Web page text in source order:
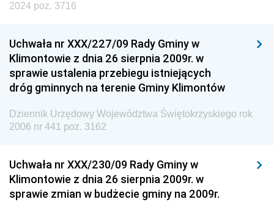
2024 poz. 3716
Uchwała nr XXX/227/09 Rady Gminy w
Klimontowie z dnia 26 sierpnia 2009r. w
sprawie ustalenia przebiegu istniejących
dróg gminnych na terenie Gminy Klimontów
Dziennik Urzędowy Województwa Świętokrzyskiego rok
2006 nr 441 poz. 3162
Uchwała nr XXX/230/09 Rady Gminy w
Klimontowie z dnia 26 sierpnia 2009r. w
sprawie zmian w budżecie gminy na 2009r.